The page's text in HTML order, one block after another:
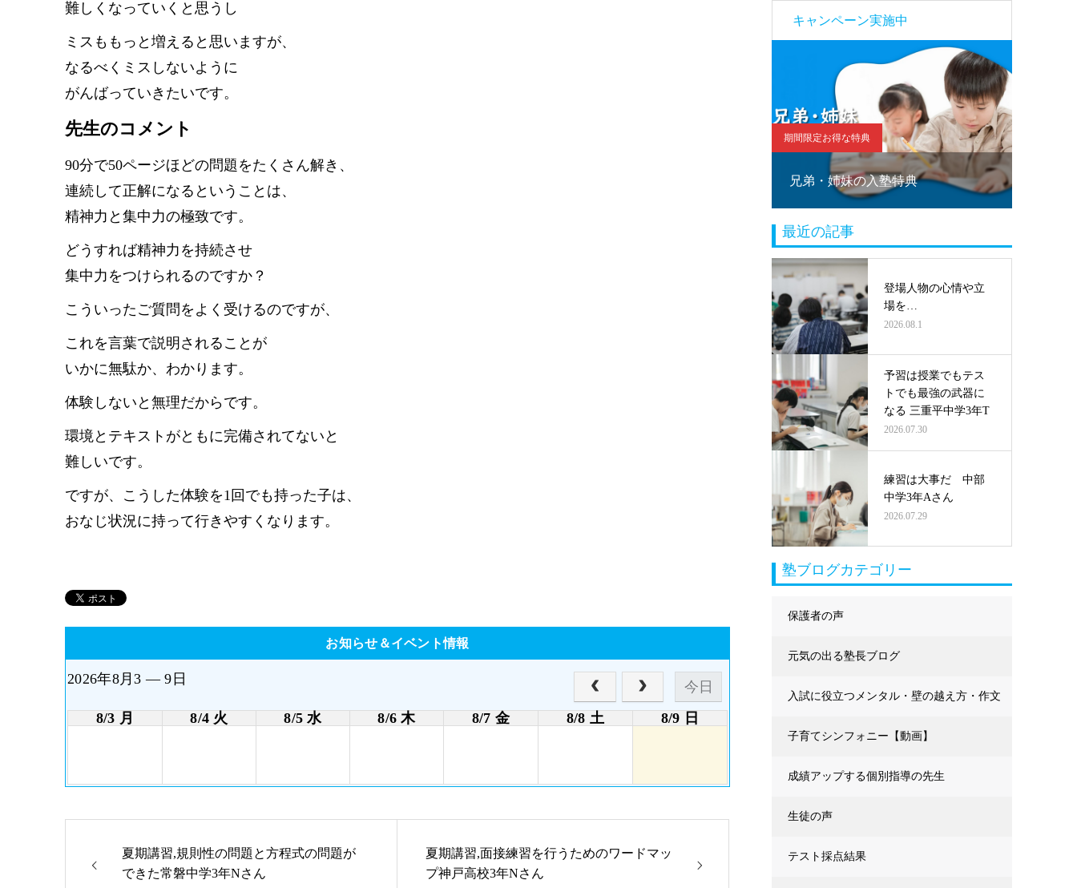
難しくなっていくと思うし
ミスももっと増えると思いますが、
なるべくミスしないように
がんばっていきたいです。
先生のコメント
90分で50ページほどの問題をたくさん解き、
連続して正解になるということは、
精神力と集中力の極致です。
どうすれば精神力を持続させ
集中力をつけられるのですか？
こういったご質問をよく受けるのですが、
これを言葉で説明されることが
いかに無駄か、わかります。
体験しないと無理だからです。
環境とテキストがともに完備されてないと
難しいです。
ですが、こうした体験を1回でも持った子は、
おなじ状況に持って行きやすくなります。
お知らせ＆イベント情報
2026年8月3 — 9日
今日
8/3 月
8/4 火 8/5 水 8/6 木 8/7 金 8/8 土 8/9 日
夏期講習,規則性の問題と方程式の問題が
できた常磐中学3年Nさん
夏期講習,面接練習を行うためのワードマッ
プ神戸高校3年Nさん
キャンペーン実施中
期間限定お得な特典
兄弟・姉妹の入塾特典
最近の記事
登場人物の心情や立
場を…
2026.08.1
予習は授業でもテス
トでも最強の武器に
なる 三重平中学3年T
2026.07.30
練習は大事だ 中部
中学3年Aさん
2026.07.29
塾ブログカテゴリー
保護者の声
元気の出る塾長ブログ
入試に役立つメンタル・壁の越え方・作文
に強くなる
子育てシンフォニー【動画】
成績アップする個別指導の先生
生徒の声
テスト採点結果